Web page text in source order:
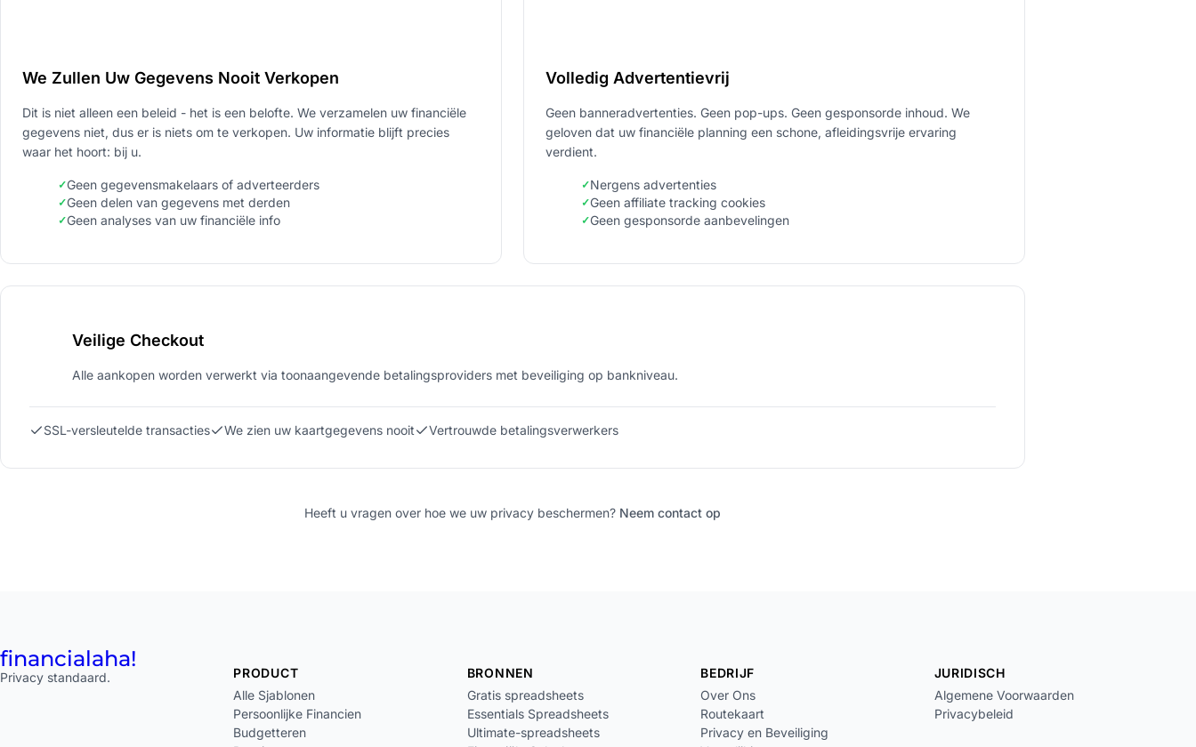
We Zullen Uw Gegevens Nooit Verkopen
Dit is niet alleen een beleid - het is een belofte. We verzamelen uw financiële
gegevens niet, dus er is niets om te verkopen. Uw informatie blijft precies
waar het hoort: bij u.
Geen gegevensmakelaars of adverteerders
Geen delen van gegevens met derden
Geen analyses van uw financiële info
Volledig Advertentievrij
Geen banneradvertenties. Geen pop-ups. Geen gesponsorde inhoud. We
geloven dat uw financiële planning een schone, afleidingsvrije ervaring
verdient.
Nergens advertenties
Geen affiliate tracking cookies
Geen gesponsorde aanbevelingen
Veilige Checkout
Alle aankopen worden verwerkt via toonaangevende betalingsproviders met beveiliging op bankniveau.
SSL-versleutelde transacties We zien uw kaartgegevens nooit Vertrouwde betalingsverwerkers
Heeft u vragen over hoe we uw privacy beschermen? Neem contact op
financialaha!
Privacy standaard.
PRODUCT
Alle Sjablonen
Persoonlijke Financien
Budgetteren
BRONNEN
Gratis spreadsheets
Essentials Spreadsheets
Ultimate-spreadsheets
BEDRIJF
Over Ons
Routekaart
Privacy en Beveiliging
JURIDISCH
Algemene Voorwaarden
Privacybeleid